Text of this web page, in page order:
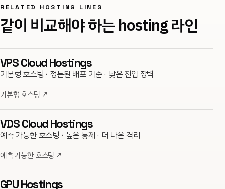
RELATED HOSTING LINES
같이 비교해야 하는 hosting 라인
VPS Cloud Hostings
기본형 호스팅 · 정돈된 배포 기준 · 낮은 진입 장벽
기본형 호스팅 ↗
VDS Cloud Hostings
예측 가능한 호스팅 · 높은 통제 · 더 나은 격리
예측 가능한 호스팅 ↗
GPU Hostings